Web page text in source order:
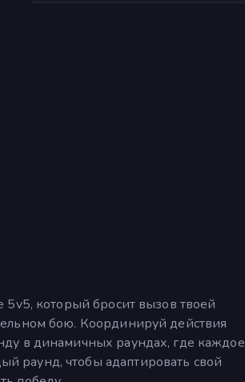
5v5, который бросит вызов твоей
бою. Координируй действия
в динамичных раундах, где каждое
раунд, чтобы адаптировать свой